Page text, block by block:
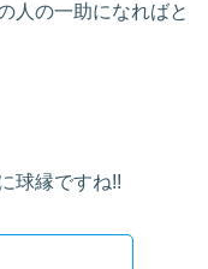
人の一助になればと
球縁ですね!!